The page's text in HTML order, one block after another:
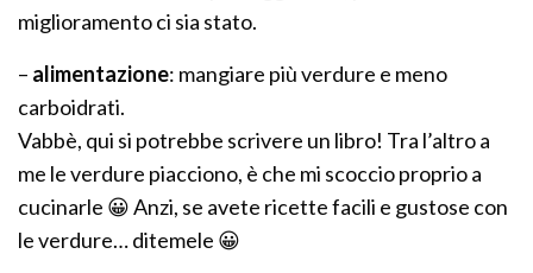
miglioramento ci sia stato.
– alimentazione: mangiare più verdure e meno
carboidrati.
Vabbè, qui si potrebbe scrivere un libro! Tra l’altro a
me le verdure piacciono, è che mi scoccio proprio a
cucinarle 😀 Anzi, se avete ricette facili e gustose con
le verdure… ditemele 😀